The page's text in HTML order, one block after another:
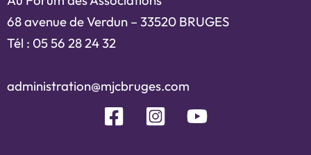
68 avenue de Verdun – 33520 BRUGES
Tél : 05 56 28 24 32
administration@mjcbruges.com